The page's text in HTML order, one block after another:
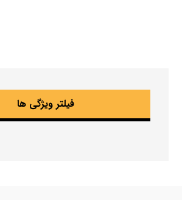
فیلتر ویژگی ها